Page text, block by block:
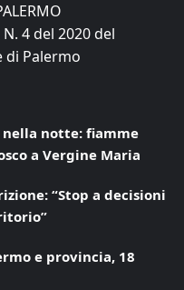
4 del 2020 del
di Palermo
notte: fiamme
a Vergine Maria
“Stop a decisioni
e provincia, 18